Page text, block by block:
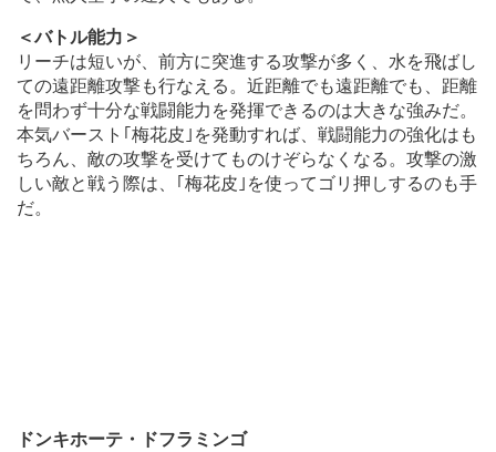
＜バトル能力＞
リーチは短いが、前方に突進する攻撃が多く、水を飛ばし
ての遠距離攻撃も行なえる。近距離でも遠距離でも、距離
を問わず十分な戦闘能力を発揮できるのは大きな強みだ。
本気バースト｢梅花皮｣を発動すれば、戦闘能力の強化はも
ちろん、敵の攻撃を受けてものけぞらなくなる。攻撃の激
しい敵と戦う際は、｢梅花皮｣を使ってゴリ押しするのも手
だ。
ドンキホーテ・ドフラミンゴ